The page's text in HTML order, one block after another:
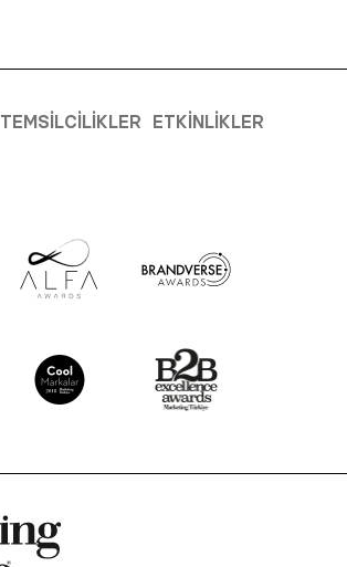
TEMSILCILIKLER ETKINLIKLER